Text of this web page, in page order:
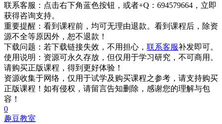
联系客服： 点击右下角蓝色按钮，或者+Q：694579664，立即
获得咨询支持。
重要提醒： 看到课程前，均可无理由退款。看到课程后，除资
源不全等原因外，恕不退款！
下载问题： 若下载链接失效，不用担心， 联系客服补发即可。
使用说明： 资源可永久存放，但仅用于学习研究，不可商用。
请购买正版课程，得到更好体验！
资源收集于网络，仅用于试学及购买课程之参考，请支持购买
正版课程！如有侵权，请留言告知删除，感谢您的理解与包
容！
0
趣豆教室